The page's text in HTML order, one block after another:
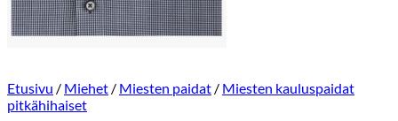
Etusivu / Miehet / Miesten paidat / Miesten kauluspaidat
pitkähihaiset